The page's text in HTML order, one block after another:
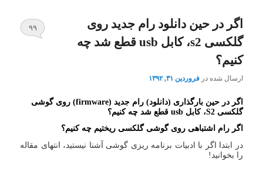
اگر در حین دانلود رام جدید روی
گلکسی s2، کابل usb قطع شد چه
کنیم؟
ارسال شده درفروردین ۳۱, ۱۳۹۲
۹۹
اگر در حین بارگذاری (دانلود) رام جدید (firmware) روی گوشی
گلکسی S2، کابل usb قطع شد چه کنیم؟
اگر رام اشتباهی روی گوشی گلکسی ریختیم چه کنیم؟
در ابتدا اگر با ادبیات برنامه ریزی گوشی آشنا نیستید، انتهای مقاله
را بخوانید!